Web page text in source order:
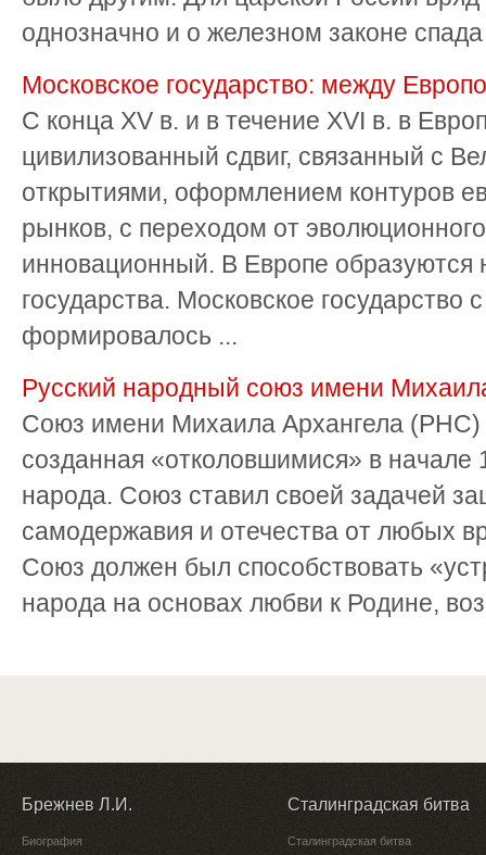
однозначно и о железном законе
Московское государство: между
С конца XV в. и в течение XVI в. в
цивилизованный сдвиг, связанный с
открытиями, оформлением контуров
рынков, с переходом от
инновационный. В Европе образуются
государства. Московское государство
формировалось ...
Русский народный союз имени
Союз имени Михаила Архангела (РНС)
созданная «отколовшимися» в начале
народа. Союз ставил своей задачей
самодержавия и отечества от любых
Союз должен был способствовать
народа на основах любви к Родине,
Брежнев Л.И.
Биография
Сталинградская битва
Сталинградская битва